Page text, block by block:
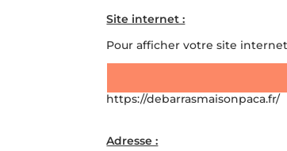
Site internet :
Pour afficher votre site
https://debarrasmaisonpaca.fr/
Adresse :